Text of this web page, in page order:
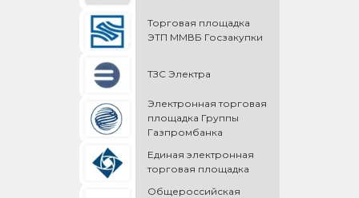
Торговая площадка
ЭТП ММВБ Госзакупки
ТЗС Электра
Электронная торговая
площадка Группы
Газпромбанка
Единая электронная
торговая площадка
Общероссийская